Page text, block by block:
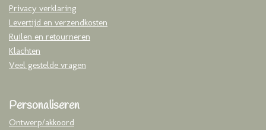
Privacy verklaring
Levertijd en verzendkosten
Ruilen en retourneren
Klachten
Veel gestelde vragen
Personaliseren
Ontwerp/akkoord